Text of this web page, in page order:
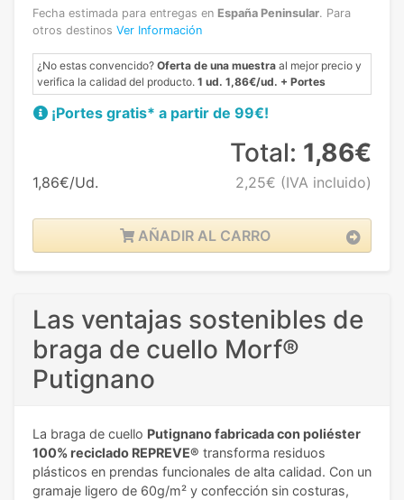
Fecha estimada para entregas en España Peninsular. Para
otros destinos Ver Información
¿No estas convencido? Oferta de una muestra al mejor precio y
verifica la calidad del producto. 1 ud. 1,86€/ud. + Portes
¡Portes gratis* a partir de 99€!
1,86€/Ud.
Total: 1,86€
2,25€ (IVA incluido)
AÑADIR AL CARRO
Las ventajas sostenibles de
braga de cuello Morf®
Putignano
La braga de cuello Putignano fabricada con poliéster
100% reciclado REPREVE® transforma residuos
plásticos en prendas funcionales de alta calidad. Con un
gramaje ligero de 60g/m² y confección sin costuras,